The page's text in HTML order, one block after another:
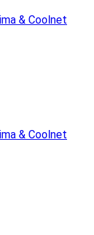
& Coolnet
& Coolnet